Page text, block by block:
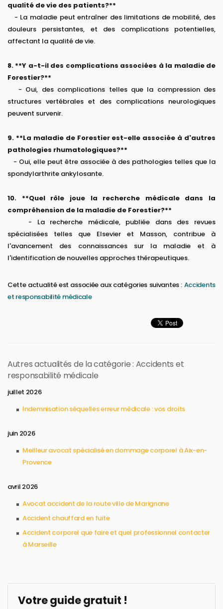
qualité de vie des patients?**
- La maladie peut entraîner des limitations de mobilité, des
douleurs persistantes, et des complications potentielles,
affectant la qualité de vie.
8. **Y a-t-il des complications associées à la maladie de
Forestier?**
- Oui, des complications telles que la compression des
structures vertébrales et des complications neurologiques
peuvent survenir.
9. **La maladie de Forestier est-elle associée à d'autres
pathologies rhumatologiques?**
- Oui, elle peut être associée à des pathologies telles que la
spondylarthrite ankylosante.
10. **Quel rôle joue la recherche médicale dans la
compréhension de la maladie de Forestier?**
- La recherche médicale, publiée dans des revues
spécialisées telles que Elsevier et Masson, contribue à
l'avancement des connaissances sur la maladie et à
l'identification de nouvelles approches thérapeutiques.
Cette actualité est associée aux catégories suivantes : Accidents
et responsabilité médicale
Autres actualités de la catégorie : Accidents et
responsabilité médicale
juillet 2026
Indemnisation séquelles erreur médicale : vos droits
juin 2026
Meilleur avocat spécialisé en dommage corporel à Aix-en-
Provence
avril 2026
Avocat accident de la route ville de Marignane
Accident chauffard en fuite
Accident corporel que faire et quel professionnel contacter
à Marseille
Votre guide gratuit !